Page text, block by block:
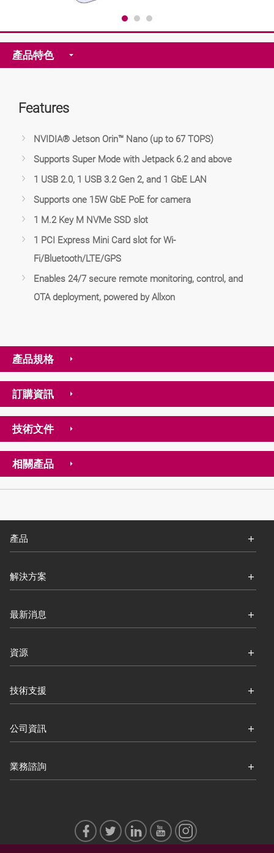
產品特色
Features
NVIDIA® Jetson Orin™ Nano (up to 67 TOPS)
Supports Super Mode with Jetpack 6.2 and above
1 USB 2.0, 1 USB 3.2 Gen 2, and 1 GbE LAN
Supports one 15W GbE PoE for camera
1 M.2 Key M NVMe SSD slot
1 PCI Express Mini Card slot for Wi-
Fi/Bluetooth/LTE/GPS
Enables 24/7 secure remote monitoring, control, and
OTA deployment, powered by Allxon
產品規格
訂購資訊
技術文件
相關產品
產品
解決方案
最新消息
資源
技術支援
公司資訊
業務諮詢